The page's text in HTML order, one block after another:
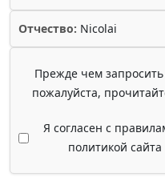
Отчество: Nicolai
Прежде чем
пожалуйста,
Я согласен с
политикой сайта